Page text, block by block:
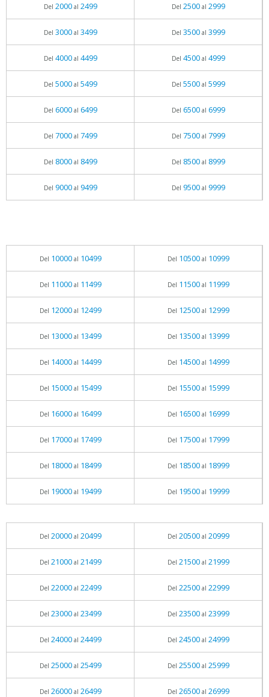
Del 2000al 2499 Del 2500al 2999
Del 3000al 3499 Del 3500al 3999
Del 4000al 4499 Del 4500al 4999
Del 5000al 5499 Del 5500al 5999
Del 6000al 6499 Del 6500al 6999
Del 7000al 7499 Del 7500al 7999
Del 8000al 8499 Del 8500al 8999
Del 9000al 9499 Del 9500al 9999
Del 10000al 10499 Del 10500al 10999
Del 11000al 11499 Del 11500al 11999
Del 12000al 12499 Del 12500al 12999
Del 13000al 13499 Del 13500al 13999
Del 14000al 14499 Del 14500al 14999
Del 15000al 15499 Del 15500al 15999
Del 16000al 16499 Del 16500al 16999
Del 17000al 17499 Del 17500al 17999
Del 18000al 18499 Del 18500al 18999
Del 19000al 19499 Del 19500al 19999
Del 20000al 20499 Del 20500al 20999
Del 21000al 21499 Del 21500al 21999
Del 22000al 22499 Del 22500al 22999
Del 23000al 23499 Del 23500al 23999
Del 24000al 24499 Del 24500al 24999
Del 25000al 25499 Del 25500al 25999
Del 26000al 26499 Del 26500al 26999